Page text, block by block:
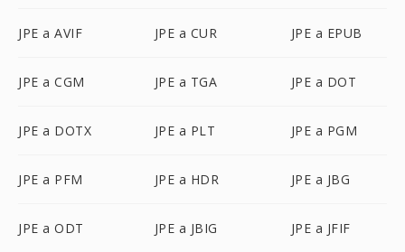
JPE a AVIF JPE a CUR JPE a EPUB
JPE a CGM JPE a TGA JPE a DOT
JPE a DOTX JPE a PLT JPE a PGM
JPE a PFM JPE a HDR JPE a JBG
JPE a ODT JPE a JBIG JPE a JFIF